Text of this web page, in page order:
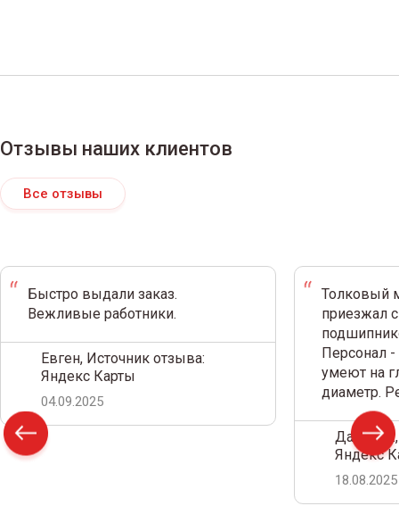
Отзывы наших клиентов
Все отзывы
Быстро выдали заказ.
Вежливые работники.
Евген, Источник отзыва:
Яндекс Карты
04.09.2025
Толковый
приезжал
Персонал
умеют на
диаметр.
Дамир
Яндекс
18.08.2025